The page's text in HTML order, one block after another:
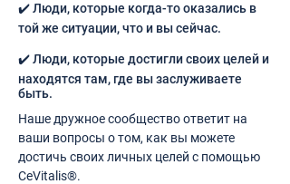
✔️ Люди, которые когда-то оказались в
той же ситуации, что и вы сейчас.
✔️ Люди, которые достигли своих целей и
находятся там, где вы заслуживаете
быть.
Наше дружное сообщество ответит на
ваши вопросы о том, как вы можете
достичь своих личных целей с помощью
CeVitalis®.